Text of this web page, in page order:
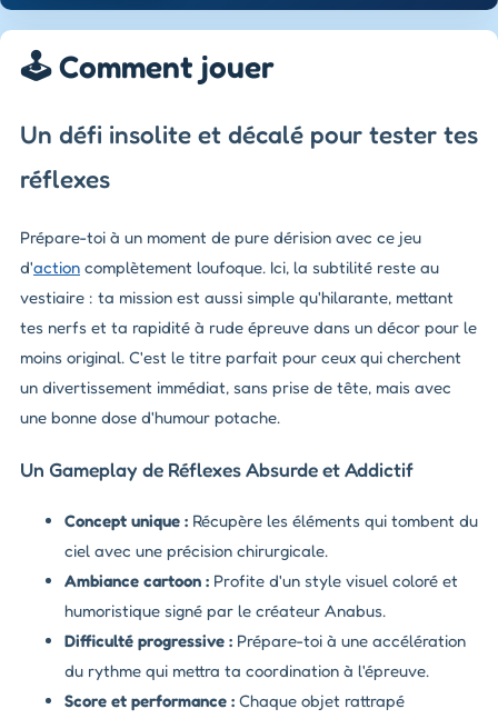
🕹️ Comment jouer
Un défi insolite et décalé pour tester tes
réflexes
Prépare-toi à un moment de pure dérision avec ce jeu
d'action complètement loufoque. Ici, la subtilité reste au
vestiaire : ta mission est aussi simple qu'hilarante, mettant
tes nerfs et ta rapidité à rude épreuve dans un décor pour le
moins original. C'est le titre parfait pour ceux qui cherchent
un divertissement immédiat, sans prise de tête, mais avec
une bonne dose d'humour potache.
Un Gameplay de Réflexes Absurde et Addictif
Concept unique : Récupère les éléments qui tombent du
ciel avec une précision chirurgicale.
Ambiance cartoon : Profite d'un style visuel coloré et
humoristique signé par le créateur Anabus.
Difficulté progressive : Prépare-toi à une accélération
du rythme qui mettra ta coordination à l'épreuve.
Score et performance : Chaque objet rattrapé